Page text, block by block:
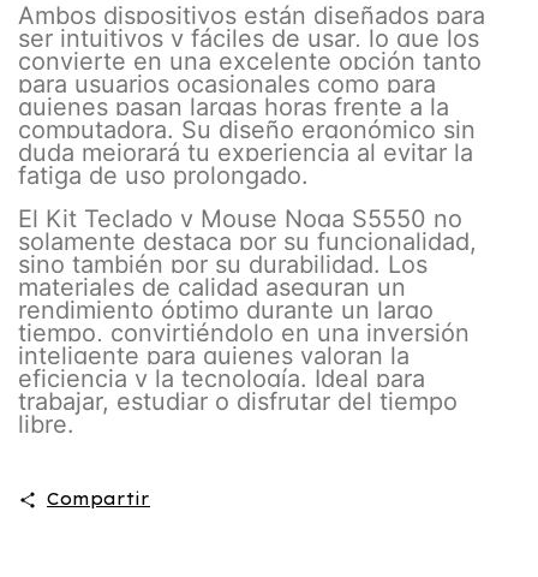
Ambos dispositivos están diseñados para
ser intuitivos y fáciles de usar, lo que los
convierte en una excelente opción tanto
para usuarios ocasionales como para
quienes pasan largas horas frente a la
computadora. Su diseño ergonómico sin
duda mejorará tu experiencia al evitar la
fatiga de uso prolongado.
El Kit Teclado y Mouse Noga S5550 no
solamente destaca por su funcionalidad,
sino también por su durabilidad. Los
materiales de calidad aseguran un
rendimiento óptimo durante un largo
tiempo, convirtiéndolo en una inversión
inteligente para quienes valoran la
eficiencia y la tecnología. Ideal para
trabajar, estudiar o disfrutar del tiempo
libre.
Compartir